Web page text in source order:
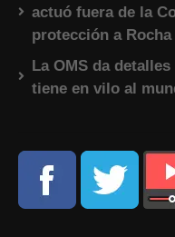
actuó fuera de la
protección a Rocha
La OMS da
tiene en vilo al